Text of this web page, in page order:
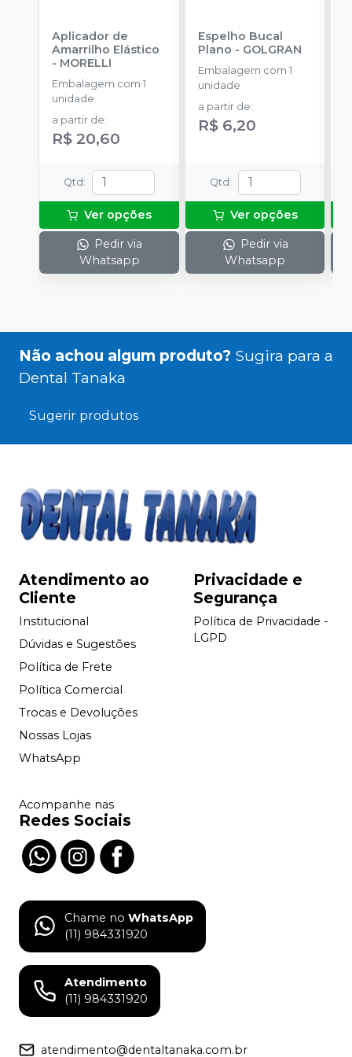
Aplicador de
Amarrilho Elástico
- MORELLI
Embalagem com 1
unidade
a partir de:
R$ 20,60
Qtd :
Ver opções
Pedir via
Whatsapp
Espelho Bucal
Plano - GOLGRAN
Embalagem com 1
unidade
a partir de:
R$ 6,20
Qtd :
Ver opções
Pedir via
Whatsapp
Não achou algum produto? Sugira para a
Dental Tanaka
Sugerir produtos
Atendimento ao
Cliente
Institucional
Dúvidas e Sugestões
Política de Frete
Política Comercial
Trocas e Devoluções
Nossas Lojas
WhatsApp
Privacidade e
Segurança
Política de Privacidade -
LGPD
Acompanhe nas
Redes Sociais
Chame no WhatsApp
(11) 984331920
Atendimento
(11) 984331920
atendimento@dentaltanaka.com.br